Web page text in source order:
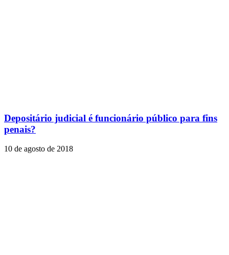
Depositário judicial é funcionário público para fins
penais?
10 de agosto de 2018